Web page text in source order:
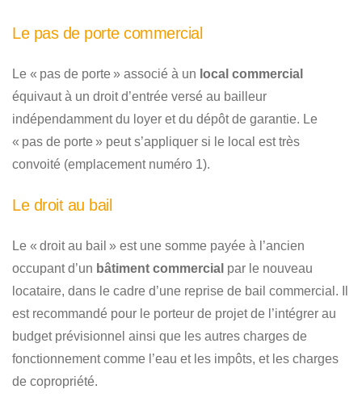
Le pas de porte commercial
Le « pas de porte » associé à un local commercial
équivaut à un droit d’entrée versé au bailleur
indépendamment du loyer et du dépôt de garantie. Le
« pas de porte » peut s’appliquer si le local est très
convoité (emplacement numéro 1).
Le droit au bail
Le « droit au bail » est une somme payée à l’ancien
occupant d’un bâtiment commercial par le nouveau
locataire, dans le cadre d’une reprise de bail commercial. Il
est recommandé pour le porteur de projet de l’intégrer au
budget prévisionnel ainsi que les autres charges de
fonctionnement comme l’eau et les impôts, et les charges
de copropriété.